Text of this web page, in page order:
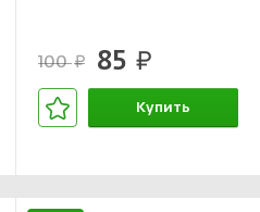
100руб. 85 руб.
Купить